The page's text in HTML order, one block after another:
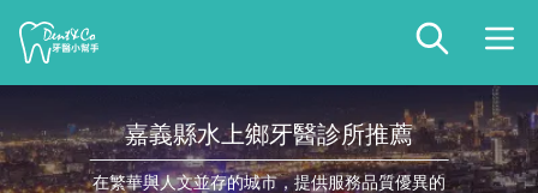
嘉義縣水上鄉牙醫診所推薦
在繁華與人文並存的城市，提供服務品質優異的